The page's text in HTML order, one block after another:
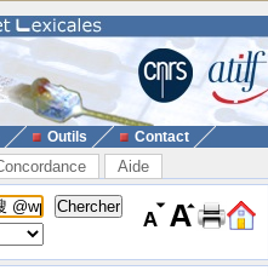
Outils Contact
Aide